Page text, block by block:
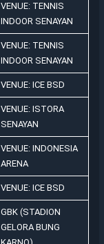
VENUE: TENNIS
INDOOR SENAYAN
VENUE: TENNIS
INDOOR SENAYAN
VENUE: ICE BSD
VENUE: ISTORA
SENAYAN
VENUE: INDONESIA
ARENA
VENUE: ICE BSD
GBK (STADION
GELORA BUNG